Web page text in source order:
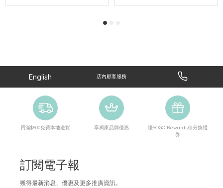
English 店內顧客服務
買滿$600免費本地送貨 享獨家品牌優惠
賺SOGO Rewards積分換禮
券
訂閱電子報
獲得最新消息、優惠及更多推廣資訊。